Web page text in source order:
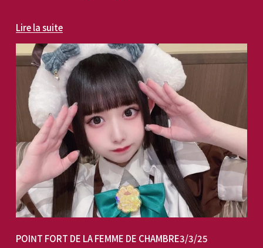
Lire la suite
POINT FORT DE LA FEMME DE CHAMBRE3/3/25